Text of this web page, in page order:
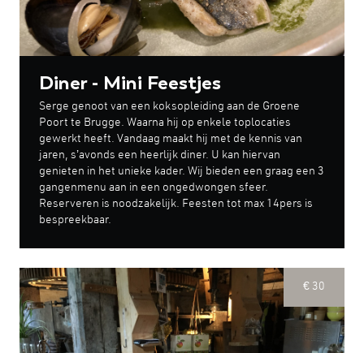
Diner - Mini Feestjes
Serge genoot van een koksopleiding aan de Groene
Poort te Brugge. Waarna hij op enkele toplocaties
gewerkt heeft. Vandaag maakt hij met de kennis van
jaren, s’avonds een heerlijk diner. U kan hiervan
genieten in het unieke kader. Wij bieden een graag een 3
gangenmenu aan in een ongedwongen sfeer.
Reserveren is noodzakelijk. Feesten tot max 14pers is
bespreekbaar.
€ 30